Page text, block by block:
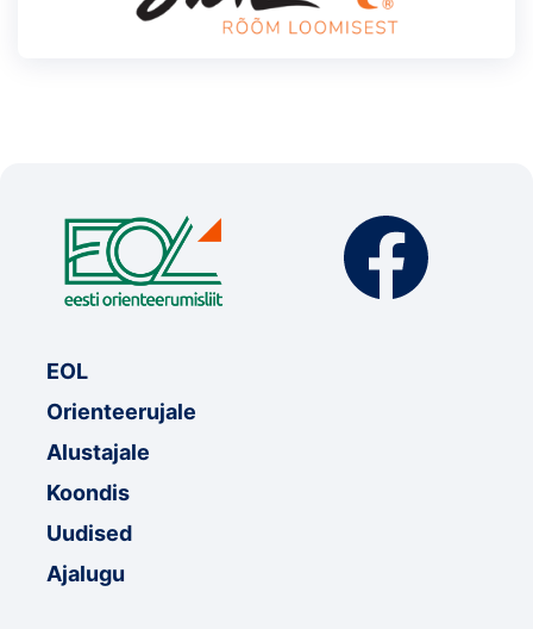
EOL
Orienteerujale
Alustajale
Koondis
Uudised
Ajalugu